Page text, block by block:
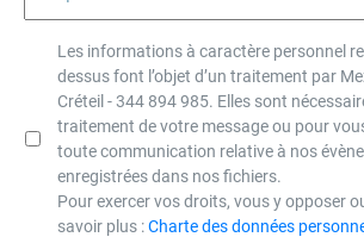
Les informations à caractère personnel
dessus font l’objet d’un traitement par
Créteil - 344 894 985. Elles sont
traitement de votre message ou pour
toute communication relative à nos
enregistrées dans nos fichiers.
Pour exercer vos droits, vous y opposer
savoir plus :Charte des données